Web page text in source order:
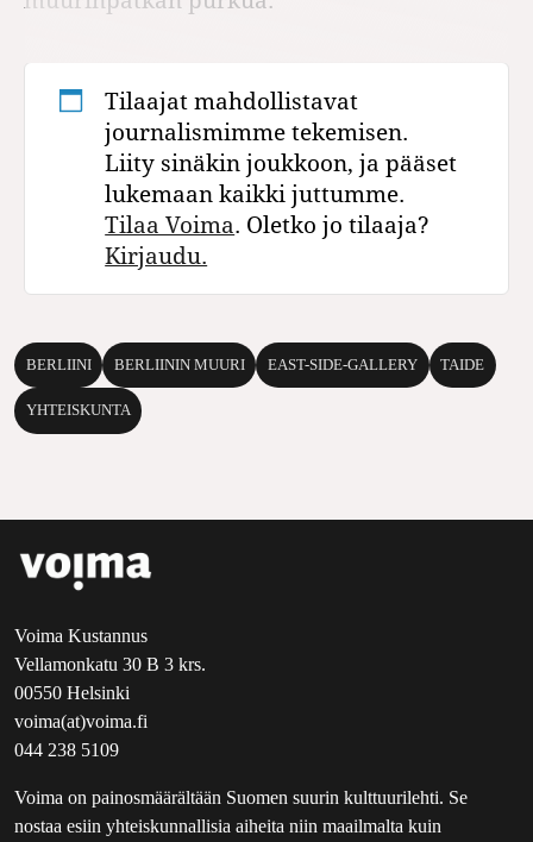
Tilaajat mahdollistavat
journalismimme tekemisen.
Liity sinäkin joukkoon, ja pääset
lukemaan kaikki juttumme.
Tilaa Voima. Oletko jo tilaaja?
Kirjaudu.
BERLIINI BERLIININ MUURI EAST-SIDE-GALLERY TAIDE
YHTEISKUNTA
Voima Kustannus
Vellamonkatu 30 B 3 krs.
00550 Helsinki
voima(at)voima.fi
044 238 5109
Voima on painosmäärältään Suomen suurin kulttuurilehti. Se
nostaa esiin yhteiskunnallisia aiheita niin maailmalta kuin